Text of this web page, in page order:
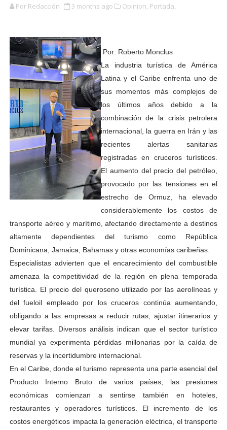
Por Redacción 3 months ago Opinion, Portada,
Por: Roberto Monclus
La industria turística de América
Latina y el Caribe enfrenta uno de
sus momentos más complejos de
los últimos años debido a la
combinación de la crisis petrolera
internacional, la guerra en Irán y las
recientes alertas sanitarias
registradas en cruceros turísticos.
El aumento del precio del petróleo,
provocado por las tensiones en el
estrecho de Ormuz, ha elevado
considerablemente los costos de
transporte aéreo y marítimo, afectando directamente a destinos
altamente dependientes del turismo como República
Dominicana, Jamaica, Bahamas y otras economías caribeñas.
Especialistas advierten que el encarecimiento del combustible
amenaza la competitividad de la región en plena temporada
turística. El precio del queroseno utilizado por las aerolíneas y
del fueloil empleado por los cruceros continúa aumentando,
obligando a las empresas a reducir rutas, ajustar itinerarios y
elevar tarifas. Diversos análisis indican que el sector turístico
mundial ya experimenta pérdidas millonarias por la caída de
reservas y la incertidumbre internacional.
En el Caribe, donde el turismo representa una parte esencial del
Producto Interno Bruto de varios países, las presiones
económicas comienzan a sentirse también en hoteles,
restaurantes y operadores turísticos. El incremento de los
costos energéticos impacta la generación eléctrica, el transporte